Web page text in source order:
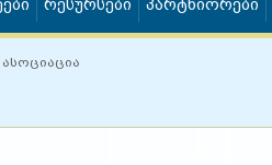
რესურსები პარტნიორები